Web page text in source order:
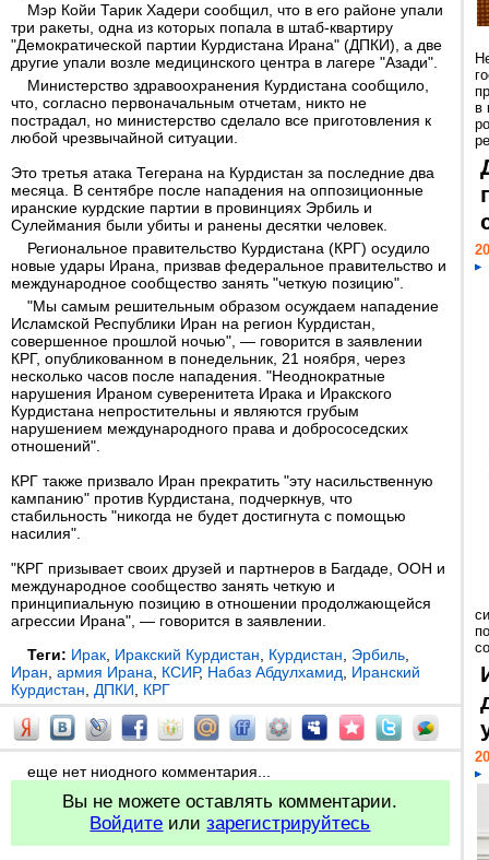
Мэр Койи Тарик Хадери сообщил, что в его районе упали
три ракеты, одна из которых попала в штаб-квартиру
"Демократической партии Курдистана Ирана" (ДПКИ), а две
другие упали возле медицинского центра в лагере "Азади".
Министерство здравоохранения Курдистана сообщило,
что, согласно первоначальным отчетам, никто не
пострадал, но министерство сделало все приготовления к
любой чрезвычайной ситуации.
Это третья атака Тегерана на Курдистан за последние два
месяца. В сентябре после нападения на оппозиционные
иранские курдские партии в провинциях Эрбиль и
Сулеймания были убиты и ранены десятки человек.
Региональное правительство Курдистана (КРГ) осудило
новые удары Ирана, призвав федеральное правительство и
международное сообщество занять "четкую позицию".
"Мы самым решительным образом осуждаем нападение
Исламской Республики Иран на регион Курдистан,
совершенное прошлой ночью", — говорится в заявлении
КРГ, опубликованном в понедельник, 21 ноября, через
несколько часов после нападения. "Неоднократные
нарушения Ираном суверенитета Ирака и Иракского
Курдистана непростительны и являются грубым
нарушением международного права и добрососедских
отношений".
КРГ также призвало Иран прекратить "эту насильственную
кампанию" против Курдистана, подчеркнув, что
стабильность "никогда не будет достигнута с помощью
насилия".
"КРГ призывает своих друзей и партнеров в Багдаде, ООН и
международное сообщество занять четкую и
принципиальную позицию в отношении продолжающейся
агрессии Ирана", — говорится в заявлении.
Теги: Ирак Иракский Курдистан Курдистан Эрбиль
Иран армия Ирана КСИР, Набаз Абдулхамид
Иранский
Курдистан
ДПКИ КРГ
еще нет ниодного комментария...
Вы не можете оставлять комментарии.
Войдите илизарегистрируйтесь
в